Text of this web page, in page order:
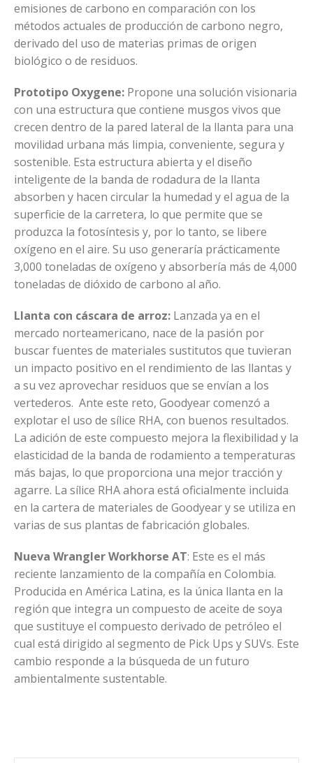
emisiones de carbono en comparación con los
métodos actuales de producción de carbono negro,
derivado del uso de materias primas de origen
biológico o de residuos.
Prototipo Oxygene: Propone una solución visionaria
con una estructura que contiene musgos vivos que
crecen dentro de la pared lateral de la llanta para una
movilidad urbana más limpia, conveniente, segura y
sostenible. Esta estructura abierta y el diseño
inteligente de la banda de rodadura de la llanta
absorben y hacen circular la humedad y el agua de la
superficie de la carretera, lo que permite que se
produzca la fotosíntesis y, por lo tanto, se libere
oxígeno en el aire. Su uso generaría prácticamente
3,000 toneladas de oxígeno y absorbería más de 4,000
toneladas de dióxido de carbono al año.
Llanta con cáscara de arroz: Lanzada ya en el
mercado norteamericano, nace de la pasión por
buscar fuentes de materiales sustitutos que tuvieran
un impacto positivo en el rendimiento de las llantas y
a su vez aprovechar residuos que se envían a los
vertederos. Ante este reto, Goodyear comenzó a
explotar el uso de sílice RHA, con buenos resultados.
La adición de este compuesto mejora la flexibilidad y la
elasticidad de la banda de rodamiento a temperaturas
más bajas, lo que proporciona una mejor tracción y
agarre. La sílice RHA ahora está oficialmente incluida
en la cartera de materiales de Goodyear y se utiliza en
varias de sus plantas de fabricación globales.
Nueva Wrangler Workhorse AT: Este es el más
reciente lanzamiento de la compañía en Colombia.
Producida en América Latina, es la única llanta en la
región que integra un compuesto de aceite de soya
que sustituye el compuesto derivado de petróleo el
cual está dirigido al segmento de Pick Ups y SUVs. Este
cambio responde a la búsqueda de un futuro
ambientalmente sustentable.